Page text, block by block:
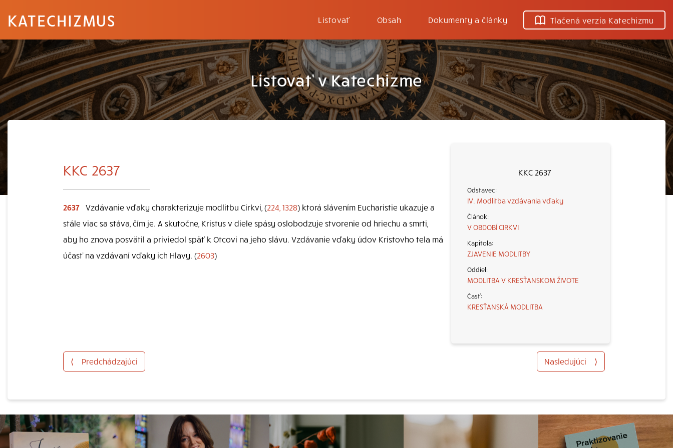
KATECHIZMUS Listovať Obsah Dokumenty a články Tlačená verzia Katechizmu
Listovať v Katechizme
KKC 2637
IV. Modlitba vzdávania vďaky
V OBDOBÍ CIRKVI
ZJAVENIE MODLITBY
MODLITBA V KRESŤANSKOM ŽIVOTE
KRESŤANSKÁ MODLITBA
KKC 2637
2637 Vzdávanie vďaky charakterizuje modlitbu Cirkvi, (224, 1328) ktorá slávením Eucharistie ukazuje a
stále viac sa stáva, čím je. A skutočne, Kristus v diele spásy oslobodzuje stvorenie od hriechu a smrti,
aby ho znova posvätil a priviedol späť k Otcovi na jeho slávu. Vzdávanie vďaky údov Kristovho tela má
účasť na vzdávaní vďaky ich Hlavy. (2603)
⟨ Predchádzajúci Nasledujúci ⟩